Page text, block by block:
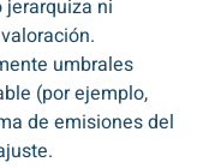
jerarquiza ni
umbrales
(por ejemplo,
de emisiones del